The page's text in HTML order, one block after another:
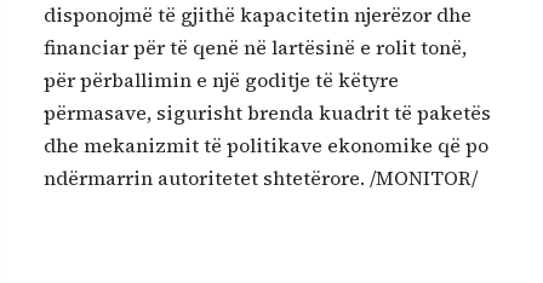
disponojmë të gjithë kapacitetin njerëzor dhe
financiar për të qenë në lartësinë e rolit tonë,
për përballimin e një goditje të këtyre
përmasave, sigurisht brenda kuadrit të paketës
dhe mekanizmit të politikave ekonomike që po
ndërmarrin autoritetet shtetërore. /MONITOR/